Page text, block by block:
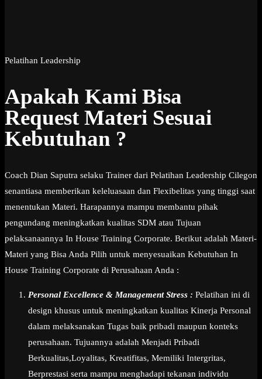
Pelatihan Leadership
Apakah Kami Bisa
Request Materi Sesuai
Kebutuhan ?
Coach Dian Saputra selaku Trainer dari Pelatihan Leadership Cilegon
senantiasa memberikan keleluasaan dan Flexibelitas yang tinggi saat
menentukan Materi. Harapannya mampu membantu pihak
pengundang meningkatkan kualitas SDM atau Tujuan
pelaksanaannya In House Training Corporate. Berikut adalah Materi-
Materi yang Bisa Anda Pilih untuk menyesuaikan Kebutuhan In
House Training Corporate di Perusahaan Anda :
Personal Excellence & Management Stress : Pelatihan ini di
design khusus untuk meningkatkan kualitas Kinerja Personal
dalam melaksanakan Tugas baik pribadi maupun konteks
perusahaan. Tujuannya adalah Menjadi Pribadi
Berkualitas,Loyalitas, Kreatifitas, Memiliki Intergritas,
Berprestasi serta mampu menghadapi tekanan individu